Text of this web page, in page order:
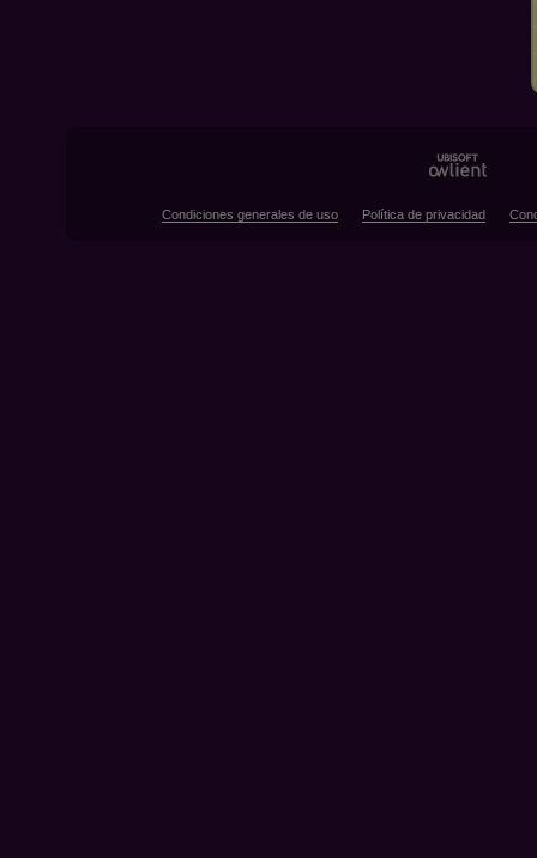
Condiciones generales de uso Política de privacidad